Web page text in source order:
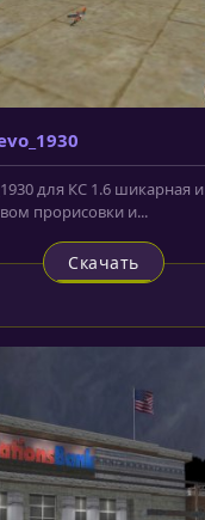
для КС 1.6 шикарная
прорисовки и...
Скачать